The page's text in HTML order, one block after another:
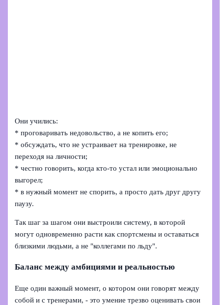
Они учились:
* проговаривать недовольство, а не копить его;
* обсуждать, что не устраивает на тренировке, не
переходя на личности;
* честно говорить, когда кто-то устал или эмоционально
выгорел;
* в нужный момент не спорить, а просто дать друг другу
паузу.
Так шаг за шагом они выстроили систему, в которой
могут одновременно расти как спортсмены и оставаться
близкими людьми, а не "коллегами по льду".
Баланс между амбициями и реальностью
Еще один важный момент, о котором они говорят между
собой и с тренерами, - это умение трезво оценивать свои